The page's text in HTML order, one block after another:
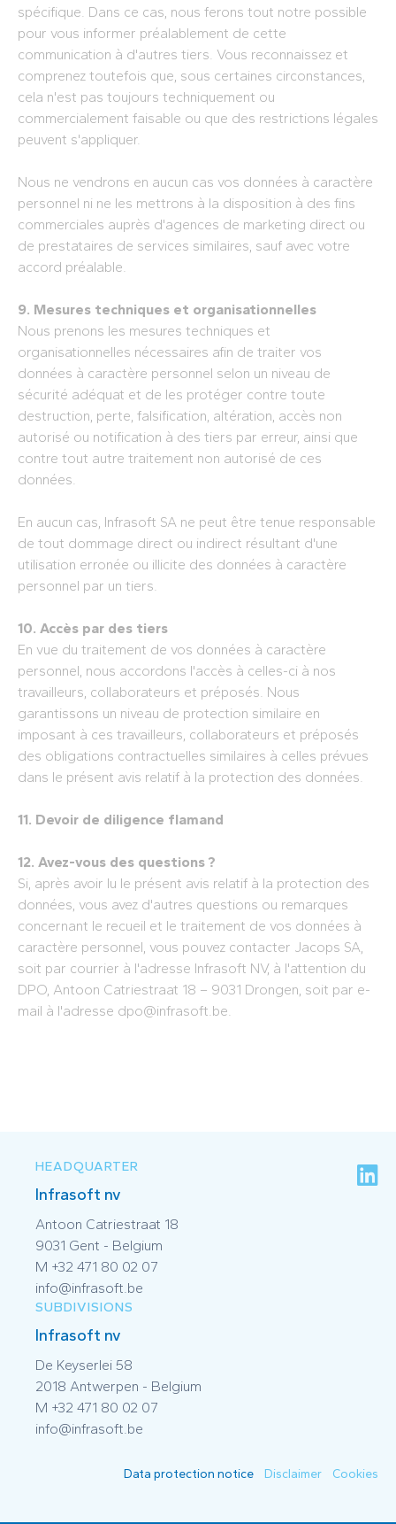
spécifique. Dans ce cas, nous ferons tout notre possible
pour vous informer préalablement de cette
communication à d'autres tiers. Vous reconnaissez et
comprenez toutefois que, sous certaines circonstances,
cela n'est pas toujours techniquement ou
commercialement faisable ou que des restrictions légales
peuvent s'appliquer.
Nous ne vendrons en aucun cas vos données à caractère
personnel ni ne les mettrons à la disposition à des fins
commerciales auprès d'agences de marketing direct ou
de prestataires de services similaires, sauf avec votre
accord préalable.
9. Mesures techniques et organisationnelles
Nous prenons les mesures techniques et
organisationnelles nécessaires afin de traiter vos
données à caractère personnel selon un niveau de
sécurité adéquat et de les protéger contre toute
destruction, perte, falsification, altération, accès non
autorisé ou notification à des tiers par erreur, ainsi que
contre tout autre traitement non autorisé de ces
données.
En aucun cas, Infrasoft SA ne peut être tenue responsable
de tout dommage direct ou indirect résultant d'une
utilisation erronée ou illicite des données à caractère
personnel par un tiers.
10. Accès par des tiers
En vue du traitement de vos données à caractère
personnel, nous accordons l'accès à celles-ci à nos
travailleurs, collaborateurs et préposés. Nous
garantissons un niveau de protection similaire en
imposant à ces travailleurs, collaborateurs et préposés
des obligations contractuelles similaires à celles prévues
dans le présent avis relatif à la protection des données.
11. Devoir de diligence flamand
12. Avez-vous des questions ?
Si, après avoir lu le présent avis relatif à la protection des
données, vous avez d'autres questions ou remarques
concernant le recueil et le traitement de vos données à
caractère personnel, vous pouvez contacter Jacops SA,
soit par courrier à l'adresse Infrasoft NV, à l'attention du
DPO, Antoon Catriestraat 18 – 9031 Drongen, soit par e-
mail à l'adresse dpo@infrasoft.be.
HEADQUARTER
Infrasoft nv
Antoon Catriestraat 18
9031 Gent - Belgium
M +32 471 80 02 07
info@infrasoft.be
SUBDIVISIONS
Infrasoft nv
De Keyserlei 58
2018 Antwerpen - Belgium
M +32 471 80 02 07
info@infrasoft.be
Data protection notice Disclaimer Cookies